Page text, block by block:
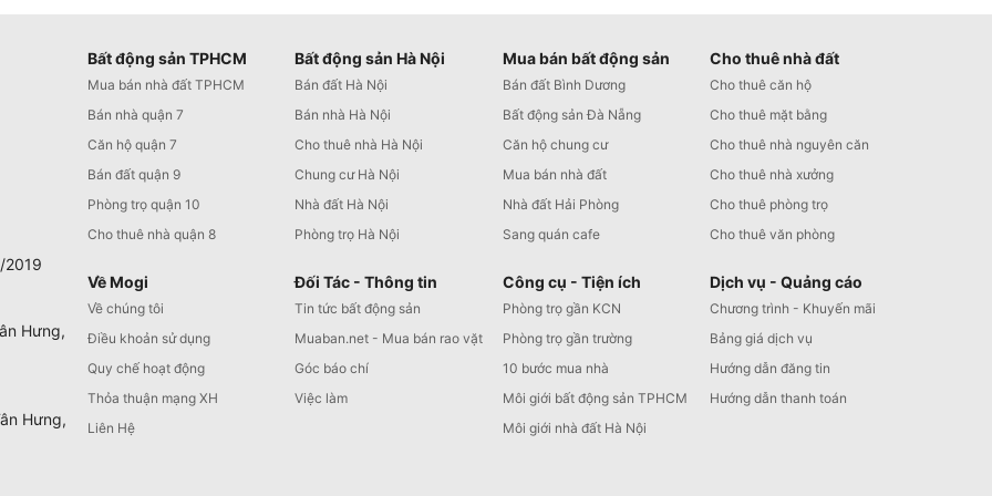
Bất động sản TPHCM
Mua bán nhà đất TPHCM
Bán nhà quận 7
Căn hộ quận 7
Bán đất quận 9
Phòng trọ quận 10
Cho thuê nhà quận 8
Bất động sản Hà Nội
Bán đất Hà Nội
Bán nhà Hà Nội
Cho thuê nhà Hà Nội
Chung cư Hà Nội
Nhà đất Hà Nội
Phòng trọ Hà Nội
Mua bán bất động sản
Bán đất Bình Dương
Bất động sản Đà Nẵng
Căn hộ chung cư
Mua bán nhà đất
Nhà đất Hải Phòng
Sang quán cafe
Cho thuê nhà đất
Cho thuê căn hộ
Cho thuê mặt bằng
Cho thuê nhà nguyên căn
Cho thuê nhà xưởng
Cho thuê phòng trọ
Cho thuê văn phòng
Về Mogi
Về chúng tôi
Điều khoản sử dụng
Quy chế hoạt động
Thỏa thuận mạng XH
Liên Hệ
Đối Tác - Thông tin
Tin tức bất động sản
Muaban.net - Mua bán rao vặt
Góc báo chí
Việc làm
Công cụ - Tiện ích
Phòng trọ gần KCN
Phòng trọ gần trường
10 bước mua nhà
Môi giới bất động sản TPHCM
Môi giới nhà đất Hà Nội
Dịch vụ - Quảng cáo
Chương trình - Khuyến mãi
Bảng giá dịch vụ
Hướng dẫn đăng tin
Hướng dẫn thanh toán
2019
Hưng,
Hưng,